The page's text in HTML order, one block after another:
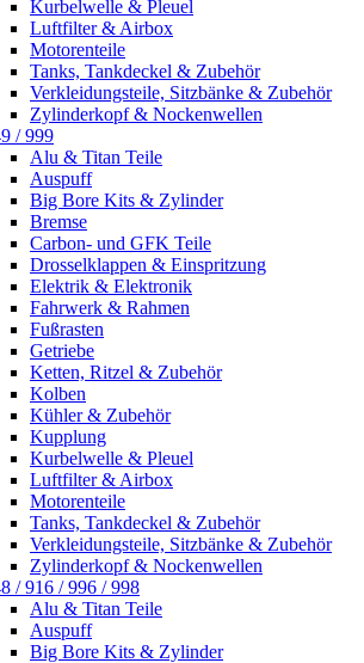
Kurbelwelle & Pleuel
Luftfilter & Airbox
Motorenteile
Tanks, Tankdeckel & Zubehör
Verkleidungsteile, Sitzbänke & Zubehör
Zylinderkopf & Nockenwellen
/ 999
Alu & Titan Teile
Auspuff
Big Bore Kits & Zylinder
Bremse
Carbon- und GFK Teile
Drosselklappen & Einspritzung
Elektrik & Elektronik
Fahrwerk & Rahmen
Fußrasten
Getriebe
Ketten, Ritzel & Zubehör
Kolben
Kühler & Zubehör
Kupplung
Kurbelwelle & Pleuel
Luftfilter & Airbox
Motorenteile
Tanks, Tankdeckel & Zubehör
Verkleidungsteile, Sitzbänke & Zubehör
Zylinderkopf & Nockenwellen
/ 916 / 996 / 998
Alu & Titan Teile
Auspuff
Big Bore Kits & Zylinder